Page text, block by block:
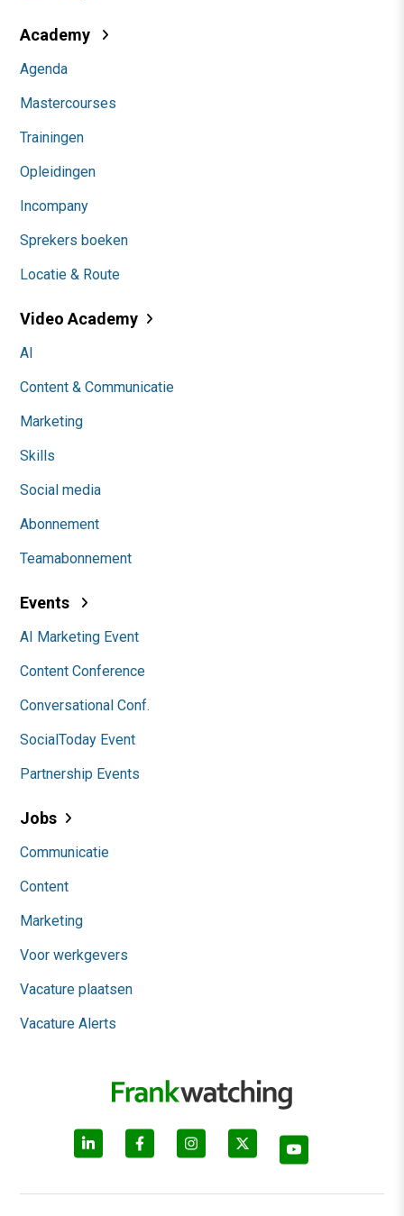
Academy
Agenda
Mastercourses
Trainingen
Opleidingen
Incompany
Sprekers boeken
Locatie & Route
Video Academy
AI
Content & Communicatie
Marketing
Skills
Social media
Abonnement
Teamabonnement
Events
AI Marketing Event
Content Conference
Conversational Conf.
SocialToday Event
Partnership Events
Jobs
Communicatie
Content
Marketing
Voor werkgevers
Vacature plaatsen
Vacature Alerts